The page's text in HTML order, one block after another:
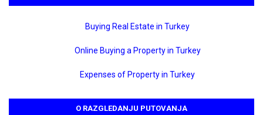
Buying Real Estate in Turkey
Online Buying a Property in Turkey
Expenses of Property in Turkey
O RAZGLEDANJU PUTOVANJA